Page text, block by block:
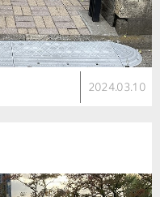
2024.03.10